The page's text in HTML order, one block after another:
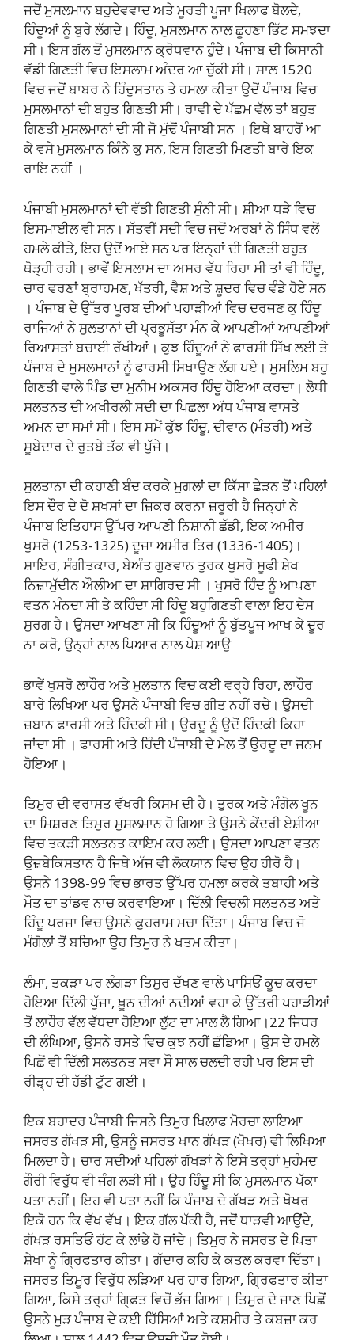
ਜਦੋਂ ਮੁਸਲਮਾਨ ਬਹੁਦੇਵਵਾਦ ਅਤੇ ਮੂਰਤੀ ਪੂਜਾ ਖਿਲਾਫ ਬੋਲਦੇ,
ਹਿੰਦੂਆਂ ਨੂੰ ਬੁਰੇ ਲੱਗਦੇ। ਹਿੰਦੂ, ਮੁਸਲਮਾਨ ਨਾਲ ਛੂਹਣਾ ਭਿੱਟ ਸਮਝਦਾ
ਸੀ। ਇਸ ਗੱਲ ਤੋਂ ਮੁਸਲਮਾਨ ਕ੍ਰੋਧਵਾਨ ਹੁੰਦੇ। ਪੰਜਾਬ ਦੀ ਕਿਸਾਨੀ
ਵੱਡੀ ਗਿਣਤੀ ਵਿਚ ਇਸਲਾਮ ਅੰਦਰ ਆ ਚੁੱਕੀ ਸੀ। ਸਾਲ 1520
ਵਿਚ ਜਦੋਂ ਬਾਬਰ ਨੇ ਹਿੰਦੁਸਤਾਨ ਤੇ ਹਮਲਾ ਕੀਤਾ ਉਦੋਂ ਪੰਜਾਬ ਵਿਚ
ਮੁਸਲਮਾਨਾਂ ਦੀ ਬਹੁਤ ਗਿਣਤੀ ਸੀ। ਰਾਵੀ ਦੇ ਪੱਛਮ ਵੱਲ ਤਾਂ ਬਹੁਤ
ਗਿਣਤੀ ਮੁਸਲਮਾਨਾਂ ਦੀ ਸੀ ਜੋ ਮੁੱਢੋਂ ਪੰਜਾਬੀ ਸਨ । ਇਥੇ ਬਾਹਰੋਂ ਆ
ਕੇ ਵਸੇ ਮੁਸਲਮਾਨ ਕਿੰਨੇ ਕੁ ਸਨ, ਇਸ ਗਿਣਤੀ ਮਿਣਤੀ ਬਾਰੇ ਇਕ
ਰਾਇ ਨਹੀਂ ।
ਪੰਜਾਬੀ ਮੁਸਲਮਾਨਾਂ ਦੀ ਵੱਡੀ ਗਿਣਤੀ ਸੁੰਨੀ ਸੀ। ਸ਼ੀਆ ਧੜੇ ਵਿਚ
ਇਸਮਾਈਲ ਵੀ ਸਨ। ਸੱਤਵੀਂ ਸਦੀ ਵਿਚ ਜਦੋਂ ਅਰਬਾਂ ਨੇ ਸਿੰਧ ਵਲੋਂ
ਹਮਲੇ ਕੀਤੇ, ਇਹ ਉਦੋਂ ਆਏ ਸਨ ਪਰ ਇਨ੍ਹਾਂ ਦੀ ਗਿਣਤੀ ਬਹੁਤ
ਥੋੜ੍ਹੀ ਰਹੀ। ਭਾਵੇਂ ਇਸਲਾਮ ਦਾ ਅਸਰ ਵੱਧ ਰਿਹਾ ਸੀ ਤਾਂ ਵੀ ਹਿੰਦੂ,
ਚਾਰ ਵਰਣਾਂ ਬ੍ਰਾਹਮਣ, ਖੱਤਰੀ, ਵੈਸ਼ ਅਤੇ ਸ਼ੂਦਰ ਵਿਚ ਵੰਡੇ ਹੋਏ ਸਨ
। ਪੰਜਾਬ ਦੇ ਉੱਤਰ ਪੂਰਬ ਦੀਆਂ ਪਹਾੜੀਆਂ ਵਿਚ ਦਰਜਣ ਕੁ ਹਿੰਦੂ
ਰਾਜਿਆਂ ਨੇ ਸੁਲਤਾਨਾਂ ਦੀ ਪ੍ਰਭੂਸੱਤਾ ਮੰਨ ਕੇ ਆਪਣੀਆਂ ਆਪਣੀਆਂ
ਰਿਆਸਤਾਂ ਬਚਾਈ ਰੱਖੀਆਂ। ਕੁਝ ਹਿੰਦੂਆਂ ਨੇ ਫਾਰਸੀ ਸਿੱਖ ਲਈ ਤੇ
ਪੰਜਾਬ ਦੇ ਮੁਸਲਮਾਨਾਂ ਨੂੰ ਫਾਰਸੀ ਸਿਖਾਉਣ ਲੱਗ ਪਏ। ਮੁਸਲਿਮ ਬਹੁ
ਗਿਣਤੀ ਵਾਲੇ ਪਿੰਡ ਦਾ ਮੁਨੀਮ ਅਕਸਰ ਹਿੰਦੂ ਹੋਇਆ ਕਰਦਾ। ਲੋਧੀ
ਸਲਤਨਤ ਦੀ ਅਖੀਰਲੀ ਸਦੀ ਦਾ ਪਿਛਲਾ ਅੱਧ ਪੰਜਾਬ ਵਾਸਤੇ
ਅਮਨ ਦਾ ਸਮਾਂ ਸੀ। ਇਸ ਸਮੇਂ ਕੁੱਝ ਹਿੰਦੂ, ਦੀਵਾਨ (ਮੰਤਰੀ) ਅਤੇ
ਸੂਬੇਦਾਰ ਦੇ ਰੁਤਬੇ ਤੱਕ ਵੀ ਪੁੱਜੇ।
ਸੁਲਤਾਨਾ ਦੀ ਕਹਾਣੀ ਬੰਦ ਕਰਕੇ ਮੁਗਲਾਂ ਦਾ ਕਿੱਸਾ ਛੇੜਨ ਤੋਂ ਪਹਿਲਾਂ
ਇਸ ਦੌਰ ਦੇ ਦੋ ਸ਼ਖਸਾਂ ਦਾ ਜ਼ਿਕਰ ਕਰਨਾ ਜ਼ਰੂਰੀ ਹੈ ਜਿਨ੍ਹਾਂ ਨੇ
ਪੰਜਾਬ ਇਤਿਹਾਸ ਉੱਪਰ ਆਪਣੀ ਨਿਸ਼ਾਨੀ ਛੱਡੀ, ਇਕ ਅਮੀਰ
ਖੁਸਰੋ (1253-1325) ਦੂਜਾ ਅਮੀਰ ਤਿਰ (1336-1405)।
ਸ਼ਾਇਰ, ਸੰਗੀਤਕਾਰ, ਬੇਅੰਤ ਗੁਣਵਾਨ ਤੁਰਕ ਖੁਸਰੋ ਸੂਫੀ ਸ਼ੇਖ
ਨਿਜ਼ਾਮੁੱਦੀਨ ਔਲੀਆ ਦਾ ਸ਼ਾਗਿਰਦ ਸੀ । ਖੁਸਰੋ ਹਿੰਦ ਨੂੰ ਆਪਣਾ
ਵਤਨ ਮੰਨਦਾ ਸੀ ਤੇ ਕਹਿੰਦਾ ਸੀ ਹਿੰਦੂ ਬਹੁਗਿਣਤੀ ਵਾਲਾ ਇਹ ਦੇਸ
ਸੁਰਗ ਹੈ। ਉਸਦਾ ਆਖਣਾ ਸੀ ਕਿ ਹਿੰਦੂਆਂ ਨੂੰ ਬੁੱਤਪੂਜ ਆਖ ਕੇ ਦੂਰ
ਨਾ ਕਰੋ, ਉਨ੍ਹਾਂ ਨਾਲ ਪਿਆਰ ਨਾਲ ਪੇਸ਼ ਆਉ
ਭਾਵੇਂ ਖੁਸਰੋ ਲਾਹੌਰ ਅਤੇ ਮੁਲਤਾਨ ਵਿਚ ਕਈ ਵਰ੍ਹੇ ਰਿਹਾ, ਲਾਹੌਰ
ਬਾਰੇ ਲਿਖਿਆ ਪਰ ਉਸਨੇ ਪੰਜਾਬੀ ਵਿਚ ਗੀਤ ਨਹੀਂ ਰਚੇ। ਉਸਦੀ
ਜ਼ਬਾਨ ਫਾਰਸੀ ਅਤੇ ਹਿੰਦਕੀ ਸੀ। ਉਰਦੂ ਨੂੰ ਉਦੋਂ ਹਿੰਦਕੀ ਕਿਹਾ
ਜਾਂਦਾ ਸੀ । ਫਾਰਸੀ ਅਤੇ ਹਿੰਦੀ ਪੰਜਾਬੀ ਦੇ ਮੇਲ ਤੋਂ ਉਰਦੂ ਦਾ ਜਨਮ
ਹੋਇਆ।
ਤਿਮੁਰ ਦੀ ਵਰਾਸਤ ਵੱਖਰੀ ਕਿਸਮ ਦੀ ਹੈ। ਤੁਰਕ ਅਤੇ ਮੰਗੋਲ ਖੂਨ
ਦਾ ਮਿਸ਼ਰਣ ਤਿਮੁਰ ਮੁਸਲਮਾਨ ਹੋ ਗਿਆ ਤੇ ਉਸਨੇ ਕੇਂਦਰੀ ਏਸ਼ੀਆ
ਵਿਚ ਤਕੜੀ ਸਲਤਨਤ ਕਾਇਮ ਕਰ ਲਈ। ਉਸਦਾ ਆਪਣਾ ਵਤਨ
ਉਜ਼ਬੇਕਿਸਤਾਨ ਹੈ ਜਿਥੇ ਅੱਜ ਵੀ ਲੋਕਯਾਨ ਵਿਚ ਉਹ ਹੀਰੋ ਹੈ।
ਉਸਨੇ 1398-99 ਵਿਚ ਭਾਰਤ ਉੱਪਰ ਹਮਲਾ ਕਰਕੇ ਤਬਾਹੀ ਅਤੇ
ਮੌਤ ਦਾ ਤਾਂਡਵ ਨਾਚ ਕਰਵਾਇਆ। ਦਿੱਲੀ ਵਿਚਲੀ ਸਲਤਨਤ ਅਤੇ
ਹਿੰਦੂ ਪਰਜਾ ਵਿਚ ਉਸਨੇ ਕੁਹਰਾਮ ਮਚਾ ਦਿੱਤਾ। ਪੰਜਾਬ ਵਿਚ ਜੋ
ਮੰਗੋਲਾਂ ਤੋਂ ਬਚਿਆ ਉਹ ਤਿਮੁਰ ਨੇ ਖਤਮ ਕੀਤਾ।
ਲੰਮਾ, ਤਕੜਾ ਪਰ ਲੰਗੜਾ ਤਿਸੁਰ ਦੱਖਣ ਵਾਲੇ ਪਾਸਿਓਂ ਕੂਚ ਕਰਦਾ
ਹੋਇਆ ਦਿੱਲੀ ਪੁੱਜਾ, ਖ਼ੂਨ ਦੀਆਂ ਨਦੀਆਂ ਵਹਾ ਕੇ ਉੱਤਰੀ ਪਹਾੜੀਆਂ
ਤੋਂ ਲਾਹੌਰ ਵੱਲ ਵੱਧਦਾ ਹੋਇਆ ਲੁੱਟ ਦਾ ਮਾਲ ਲੈ ਗਿਆ।22 ਜਿਧਰ
ਦੀ ਲੰਘਿਆ, ਉਸਨੇ ਰਸਤੇ ਵਿਚ ਕੁਝ ਨਹੀਂ ਛੱਡਿਆ। ਉਸ ਦੇ ਹਮਲੇ
ਪਿਛੋਂ ਵੀ ਦਿੱਲੀ ਸਲਤਨਤ ਸਵਾ ਸੌ ਸਾਲ ਚਲਦੀ ਰਹੀ ਪਰ ਇਸ ਦੀ
ਰੀੜ੍ਹ ਦੀ ਹੱਡੀ ਟੁੱਟ ਗਈ।
ਇਕ ਬਹਾਦਰ ਪੰਜਾਬੀ ਜਿਸਨੇ ਤਿਮੁਰ ਖਿਲਾਫ ਮੋਰਚਾ ਲਾਇਆ
ਜਸਰਤ ਗੱਖੜ ਸੀ, ਉਸਨੂੰ ਜਸਰਤ ਖਾਨ ਗੱਖੜ (ਖੋਖਰ) ਵੀ ਲਿਖਿਆ
ਮਿਲਦਾ ਹੈ। ਚਾਰ ਸਦੀਆਂ ਪਹਿਲਾਂ ਗੱਖੜਾਂ ਨੇ ਇਸੇ ਤਰ੍ਹਾਂ ਮੁਹੰਮਦ
ਗੌਰੀ ਵਿਰੁੱਧ ਵੀ ਜੰਗ ਲੜੀ ਸੀ। ਉਹ ਹਿੰਦੂ ਸੀ ਕਿ ਮੁਸਲਮਾਨ ਪੱਕਾ
ਪਤਾ ਨਹੀਂ। ਇਹ ਵੀ ਪਤਾ ਨਹੀਂ ਕਿ ਪੰਜਾਬ ਦੇ ਗੱਖੜ ਅਤੇ ਖੋਖਰ
ਇਕੋ ਹਨ ਕਿ ਵੱਖ ਵੱਖ। ਇਕ ਗੱਲ ਪੱਕੀ ਹੈ, ਜਦੋਂ ਧਾੜਵੀ ਆਉਂਦੇ,
ਗੱਖੜ ਰਸਤਿਓਂ ਹੱਟ ਕੇ ਲਾਂਭੇ ਹੋ ਜਾਂਦੇ। ਤਿਮੁਰ ਨੇ ਜਸਰਤ ਦੇ ਪਿਤਾ
ਸ਼ੇਖਾ ਨੂੰ ਗ੍ਰਿਫਤਾਰ ਕੀਤਾ। ਗੱਦਾਰ ਕਹਿ ਕੇ ਕਤਲ ਕਰਵਾ ਦਿੱਤਾ।
ਜਸਰਤ ਤਿਮੂਰ ਵਿਰੁੱਧ ਲੜਿਆ ਪਰ ਹਾਰ ਗਿਆ, ਗ੍ਰਿਫਤਾਰ ਕੀਤਾ
ਗਿਆ, ਕਿਸੇ ਤਰ੍ਹਾਂ ਗਿ੍ਫ਼ਤ ਵਿਚੋਂ ਭੱਜ ਗਿਆ। ਤਿਮੁਰ ਦੇ ਜਾਣ ਪਿਛੋਂ
ਉਸਨੇ ਮੁੜ ਪੰਜਾਬ ਦੇ ਕਈ ਹਿੱਸਿਆਂ ਅਤੇ ਕਸ਼ਮੀਰ ਤੇ ਕਬਜ਼ਾ ਕਰ